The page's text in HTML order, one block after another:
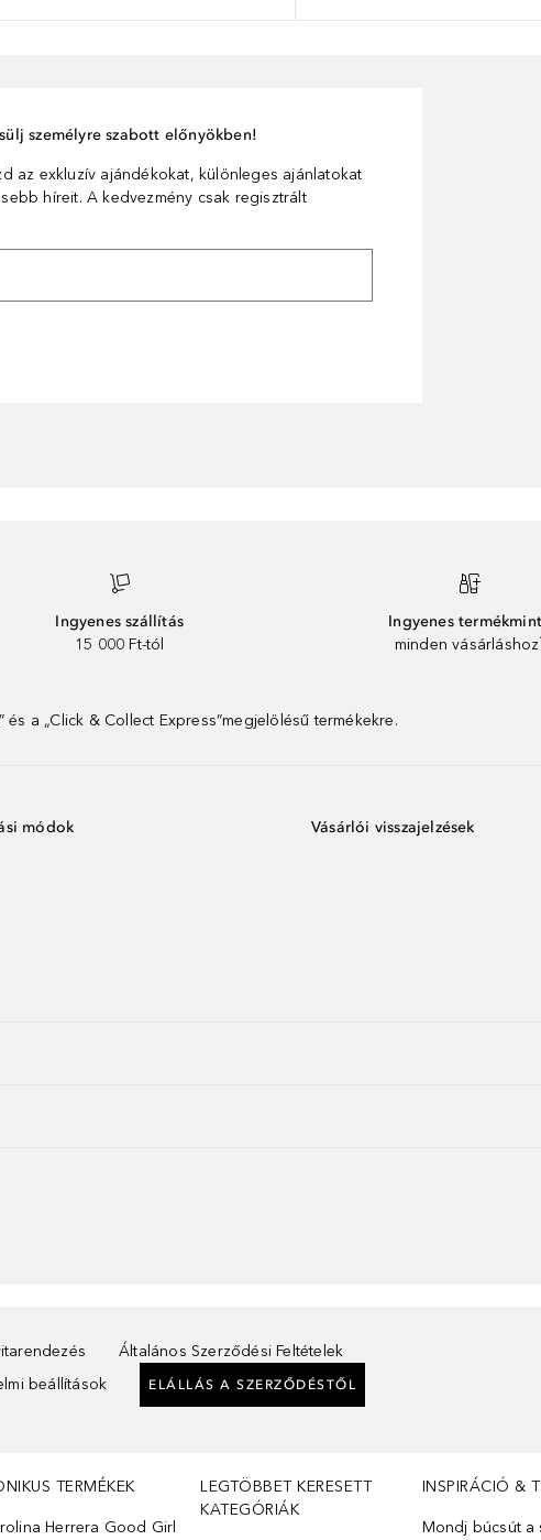
személyre szabott előnyökben!
az exkluzív ajándékokat, különleges ajánlatokat
híreit. A kedvezmény csak regisztrált
Ingyenes szállítás
15 000 Ft-tól
Ingyenes
minden vásárláshoz¹
a „Click & Collect Express”megjelölésű termékekre.
módok Vásárlói visszajelzések
Általános Szerződési Feltételek
beállítások ELÁLLÁS A SZERZŐDÉSTŐL
TERMÉKEK
Herrera Good Girl
LEGTÖBBET KERESETT
KATEGÓRIÁK
INSPIRÁCIÓ &
Mondj búcsút a